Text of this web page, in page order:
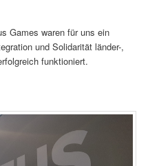
Games waren für uns ein
und Solidarität länder-,
funktioniert.